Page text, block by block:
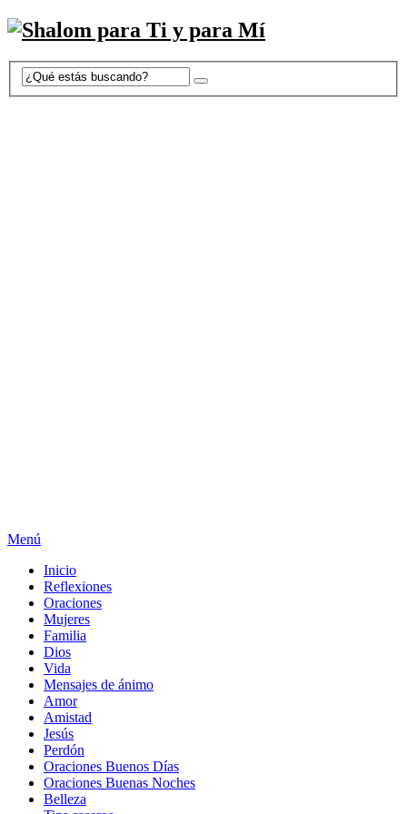
Menú
Inicio
Reflexiones
Oraciones
Mujeres
Familia
Dios
Vida
Mensajes de ánimo
Amor
Amistad
Jesús
Perdón
Oraciones Buenos Días
Oraciones Buenas Noches
Belleza